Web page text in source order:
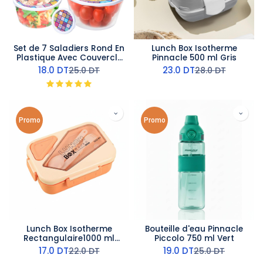
Set de 7 Saladiers Rond En
Plastique Avec Couvercle
- Transparent
18.0 DT25.0DT
Lunch Box Isotherme
Pinnacle 500 ml Gris
23.0 DT28.0DT
Promo
Lunch Box Isotherme
Rectangulaire1000 ml
Orangé
17.0 DT22.0DT
Promo
Bouteille d'eau Pinnacle
Piccolo 750 ml Vert
19.0 DT25.0DT